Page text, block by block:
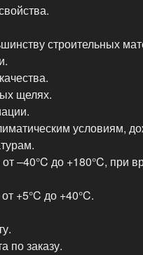
строительных
щелях.
условиям,
–40°C до +180°C, при
+5°C до +40°C.
по заказу.